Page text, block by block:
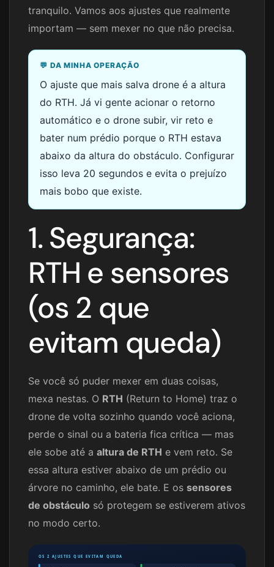
tranquilo. Vamos aos ajustes que realmente
importam — sem mexer no que não precisa.
💬 DA MINHA OPERAÇÃO
O ajuste que mais salva drone é a altura
do RTH. Já vi gente acionar o retorno
automático e o drone subir, vir reto e
bater num prédio porque o RTH estava
abaixo da altura do obstáculo. Configurar
isso leva 20 segundos e evita o prejuízo
mais bobo que existe.
1. Segurança:
RTH e sensores
(os 2 que
evitam queda)
Se você só puder mexer em duas coisas,
mexa nestas. O RTH (Return to Home) traz o
drone de volta sozinho quando você aciona,
perde o sinal ou a bateria fica crítica — mas
ele sobe até a altura de RTH e vem reto. Se
essa altura estiver abaixo de um prédio ou
árvore no caminho, ele bate. E os sensores
de obstáculo só protegem se estiverem ativos
no modo certo.
OS 2 AJUSTES QUE EVITAM QUEDA